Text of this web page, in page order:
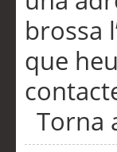
brossa
que
Torna